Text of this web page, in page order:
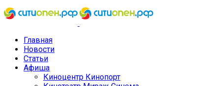
Главная
Новости
Статьи
Афиша
Киноцентр Кинопорт